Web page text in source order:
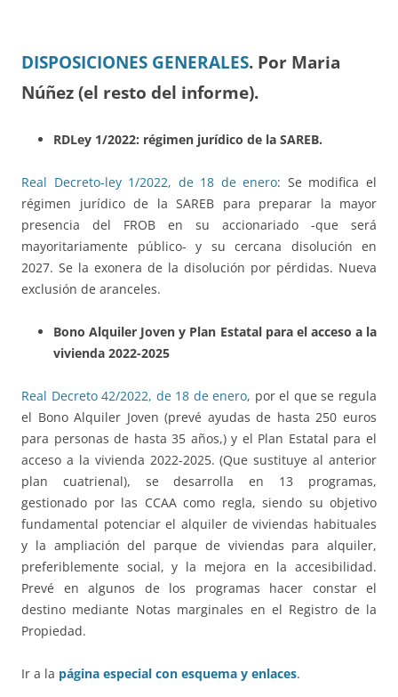
DISPOSICIONES GENERALES. Por Maria
Núñez (el resto del informe).
RDLey 1/2022: régimen jurídico de la SAREB.
Real Decreto-ley 1/2022, de 18 de enero: Se modifica el
régimen jurídico de la SAREB para preparar la mayor
presencia del FROB en su accionariado -que será
mayoritariamente público- y su cercana disolución en
2027. Se la exonera de la disolución por pérdidas. Nueva
exclusión de aranceles.
Bono Alquiler Joven y Plan Estatal para el acceso a la
vivienda 2022-2025
Real Decreto 42/2022, de 18 de enero, por el que se regula
el Bono Alquiler Joven (prevé ayudas de hasta 250 euros
para personas de hasta 35 años,) y el Plan Estatal para el
acceso a la vivienda 2022-2025. (Que sustituye al anterior
plan cuatrienal), se desarrolla en 13 programas,
gestionado por las CCAA como regla, siendo su objetivo
fundamental potenciar el alquiler de viviendas habituales
y la ampliación del parque de viviendas para alquiler,
preferiblemente social, y la mejora en la accesibilidad.
Prevé en algunos de los programas hacer constar el
destino mediante Notas marginales en el Registro de la
Propiedad.
Ir a la página especial con esquema y enlaces.